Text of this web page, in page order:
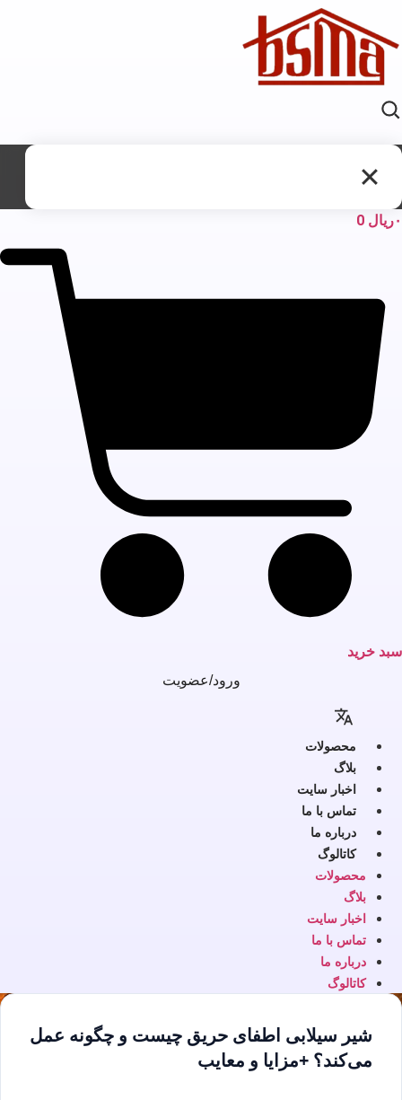
ریال 0
خرید
ورود/عضویت
محصولات
بلاگ
اخبار سایت
تماس با ما
درباره ما
کاتالوگ
محصولات
بلاگ
اخبار سایت
تماس با ما
درباره ما
کاتالوگ
شیر سیلابی اطفای حریق چیست و چگونه عمل
می‌کند؟ +مزایا و معایب